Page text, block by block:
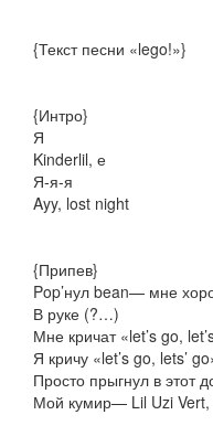
{Текст песни «lego!»}
{Интро}
Я
Kinderlil, е
Я-я-я
Ayy, lost night
{Припев}
Pop’нул bean— мне
В руке (?…)
Мне кричат «let’s go,
Я кричу «let’s go, lets’
Просто прыгнул в этот
Мой кумир— Lil Uzi Vert,